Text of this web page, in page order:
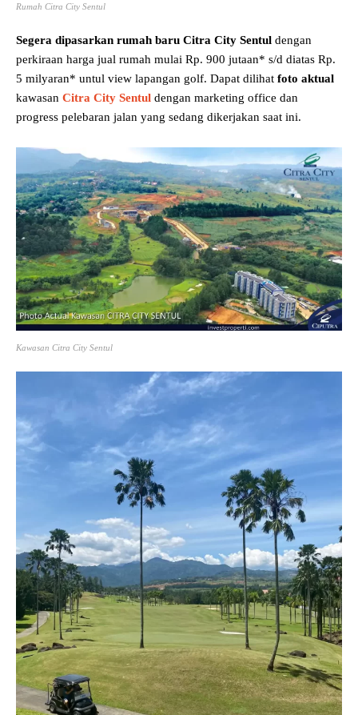
Rumah Citra City Sentul
Segera dipasarkan rumah baru Citra City Sentul dengan
perkiraan harga jual rumah mulai Rp. 900 jutaan* s/d diatas Rp.
5 milyaran* untul view lapangan golf. Dapat dilihat foto aktual
kawasan Citra City Sentul dengan marketing office dan
progress pelebaran jalan yang sedang dikerjakan saat ini.
Kawasan Citra City Sentul